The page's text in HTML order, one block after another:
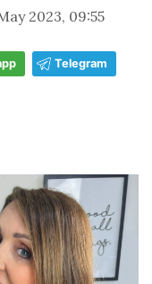
2023, 09:55
Telegram